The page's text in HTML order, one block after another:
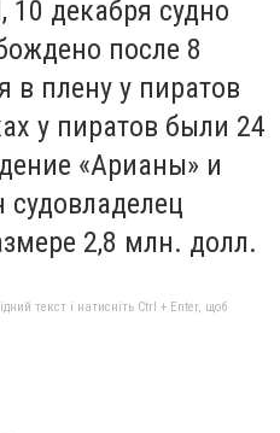
декабря судно
после 8
в плену у пиратов
у пиратов были 24
«Арианы» и
2,8 млн. долл.
текст і натисніть Ctrl + Enter, щоб